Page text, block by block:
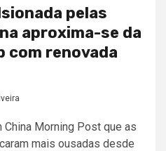
pelas
aproxima-se da
com renovada
Morning Post que as
mais ousadas desde